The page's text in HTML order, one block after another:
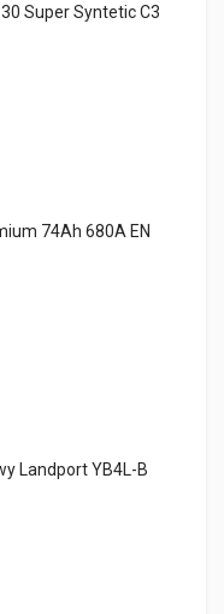
Super Syntetic C3
74Ah 680A EN
Landport YB4L-B